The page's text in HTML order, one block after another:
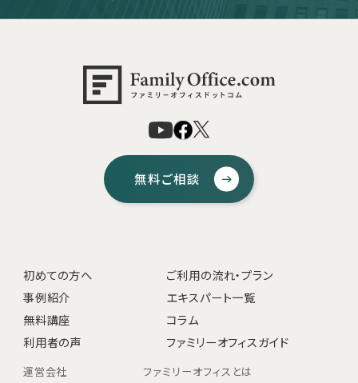
無料ご相談
初めての方へ
ご利用の流れ・プラン
事例紹介
エキスパート一覧
無料講座
コラム
利用者の声
ファミリーオフィスガイド
運営会社 ファミリーオフィスとは